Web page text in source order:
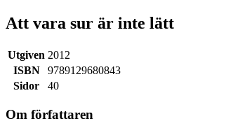
Att vara sur är inte lätt
Utgiven 2012
ISBN
9789129680843
Sidor
40
Om författaren